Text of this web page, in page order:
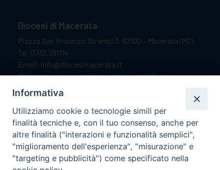
Diocesi di Macerata
Piazza San Vincenzo Strambi 3, 62100 – Macerata (MC)
Tel. 0733.291114
Email: info@diocesimacerata.it
PEC: diocesimacerata@pec.chiesacattolica.it
Comunicazioni urgenti WhatsApp:
Orari di apertura
Dal lunedì al sabato dalle 9.30 alle 12.00.
Il pomeriggio solo su appuntamento.
Informativa
Utilizziamo cookie o tecnologie simili per
finalità tecniche e, con il tuo consenso, anche per
altre finalità ("interazioni e funzionalità semplici",
"miglioramento dell'esperienza", "misurazione" e
"targeting e pubblicità") come specificato nella